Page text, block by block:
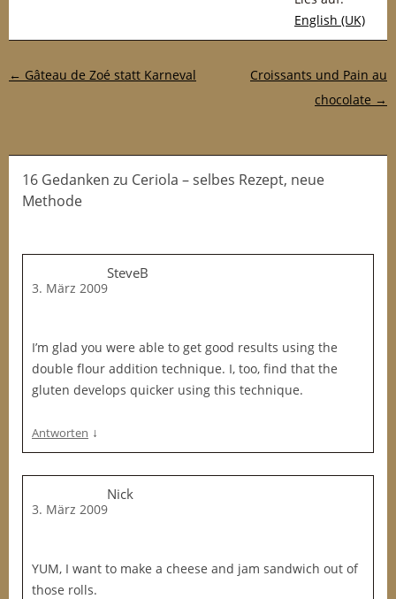
English (UK)
Post-Navigation
← Gâteau de Zoé statt Karneval
Croissants und Pain au
chocolate →
16 Gedanken zu Ceriola – selbes Rezept, neue
Methode
SteveB
3. März 2009
I’m glad you were able to get good results using the
double flour addition technique. I, too, find that the
gluten develops quicker using this technique.
Antworten ↓
Nick
3. März 2009
YUM, I want to make a cheese and jam sandwich out of
those rolls.